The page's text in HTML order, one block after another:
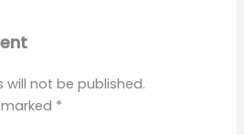
will not be published.
*